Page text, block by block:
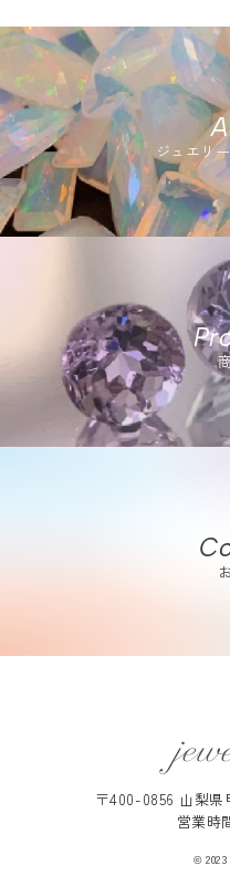
ジュエリ
〒400-0856 山梨県
営業時
©